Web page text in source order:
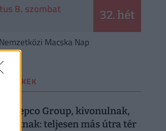
8. szombat 32. hét
Nemzetközi Macska Nap
CIKKEK
a Pepco Group, kivonulnak,
teljesen más útra tér